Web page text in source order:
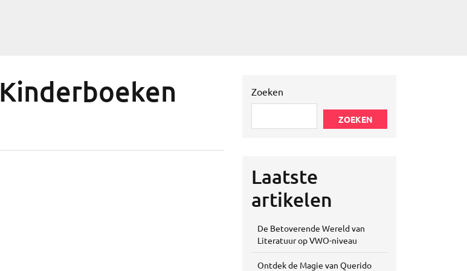
Zoeken
ZOEKEN
Laatste
artikelen
De Betoverende Wereld van
Literatuur op VWO-niveau
Ontdek de Magie van Querido